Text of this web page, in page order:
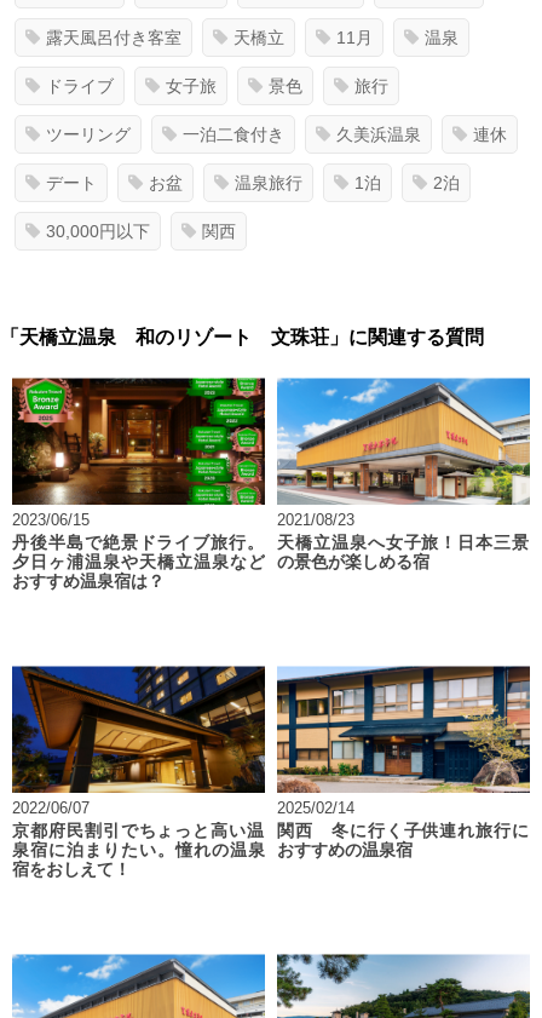
露天風呂付き客室 天橋立 11月 温泉
ドライブ 女子旅 景色 旅行
ツーリング 一泊二食付き 久美浜温泉 連休
デート お盆 温泉旅行 1泊 2泊
30,000円以下 関西
「天橋立温泉 和のリゾート 文珠荘」に関連する質問
2023/06/15
丹後半島で絶景ドライブ旅行。
夕日ヶ浦温泉や天橋立温泉など
おすすめ温泉宿は？
2021/08/23
天橋立温泉へ女子旅！日本三景
の景色が楽しめる宿
2022/06/07
京都府民割引でちょっと高い温
泉宿に泊まりたい。憧れの温泉
宿をおしえて！
2025/02/14
関西 冬に行く子供連れ旅行に
おすすめの温泉宿